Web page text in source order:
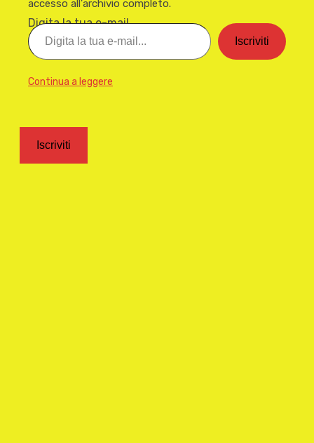
accesso all'archivio completo.
Digita la tua e-mail...
Iscriviti
Continua a leggere
Iscriviti